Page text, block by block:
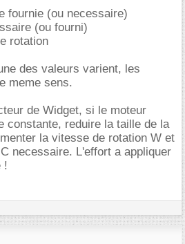
fournie (ou necessaire)
(ou fourni)
rotation
des valeurs varient, les
meme sens.
de Widget, si le moteur
constante, reduire la taille de la
la vitesse de rotation W et
necessaire. L'effort a appliquer
!